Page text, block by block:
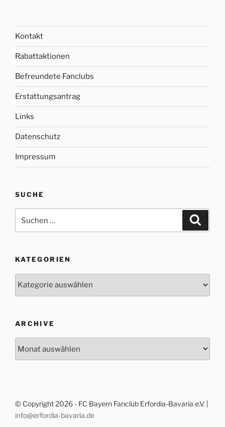
Kontakt
Rabattaktionen
Befreundete Fanclubs
Erstattungsantrag
Links
Datenschutz
Impressum
SUCHE
nach:
KATEGORIEN
ARCHIVE
© Copyright 2026 - FC Bayern Fanclub Erfordia-Bavaria e.V. |
info@erfordia-bavaria.de